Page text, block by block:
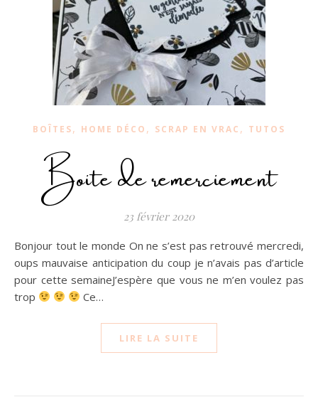
BOÎTES, HOME DÉCO , SCRAP EN VRAC , TUTOS
Boite de remerciement
23 février 2020
Bonjour tout le monde On ne s’est pas retrouvé mercredi,
oups mauvaise anticipation du coup je n’avais pas d’article
pour cette semaineJ’espère que vous ne m’en voulez pas
trop
Ce…
LIRE LA SUITE